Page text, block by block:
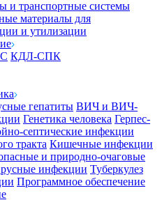
и транспортные системы
материалы для
и утилизации
КДЛ-СПК
гепатиты ВИЧ и ВИЧ-
Генетика человека Герпес-
септические инфекции
тракта Кишечные инфекции
и природно-очаговые
инфекции Туберкулез
Программное обеспечение